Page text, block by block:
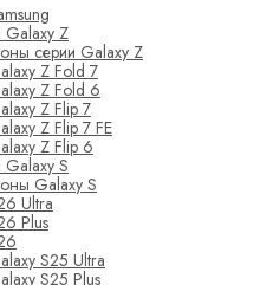
Galaxy Z
серии Galaxy Z
Z Fold 7
Z Fold 6
Z Flip 7
Z Flip 7 FE
Z Flip 6
S
Galaxy S
Ultra
Plus
S25 Ultra
S25 Plus